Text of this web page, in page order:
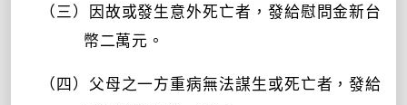
（三）因故或發生意外死亡者，發給慰問金新台
幣二萬元。
（四）父母之一方重病無法謀生或死亡者，發給